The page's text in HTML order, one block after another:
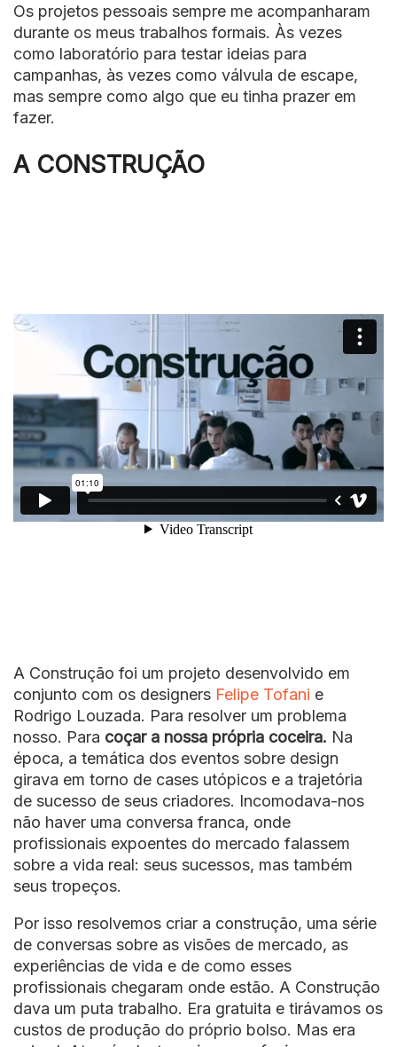
Os projetos pessoais sempre me acompanharam
durante os meus trabalhos formais. Às vezes
como laboratório para testar ideias para
campanhas, às vezes como válvula de escape,
mas sempre como algo que eu tinha prazer em
fazer.
A CONSTRUÇÃO
A Construção foi um projeto desenvolvido em
conjunto com os designers Felipe Tofani e
Rodrigo Louzada. Para resolver um problema
nosso. Para coçar a nossa própria coceira. Na
época, a temática dos eventos sobre design
girava em torno de cases utópicos e a trajetória
de sucesso de seus criadores. Incomodava-nos
não haver uma conversa franca, onde
profissionais expoentes do mercado falassem
sobre a vida real: seus sucessos, mas também
seus tropeços.
Por isso resolvemos criar a construção, uma série
de conversas sobre as visões de mercado, as
experiências de vida e de como esses
profissionais chegaram onde estão. A Construção
dava um puta trabalho. Era gratuita e tirávamos os
custos de produção do próprio bolso. Mas era